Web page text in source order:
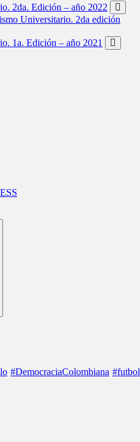
2da. Edición – año 2022
Universitario. 2da edición
1a. Edición – año 2021
#DemocraciaColombiana #futbol